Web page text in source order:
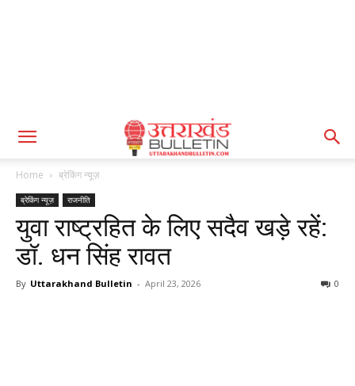
Home ब्रेकिंग न्यूज़
ब्रेकिंग न्यूज़ राजनीति
युवा राष्ट्रहित के लिए सदैव खड़े रहें:
डॉ. धन सिंह रावत
By Uttarakhand Bulletin - April 23, 2026 0